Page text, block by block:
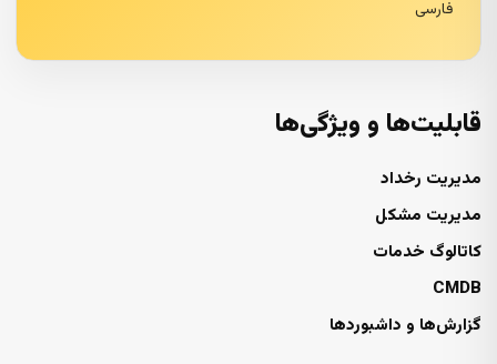
فارسی
قابلیت‌ها و ویژگی‌ها
مدیریت رخداد
مدیریت مشکل
کاتالوگ خدمات
CMDB
گزارش‌ها و داشبوردها